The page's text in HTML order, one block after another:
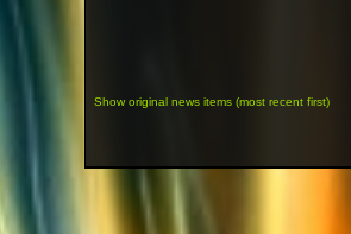
Show original news items (most recent first)